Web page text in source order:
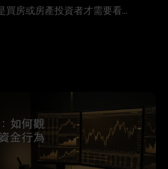
買房或房產投資者才需要看...